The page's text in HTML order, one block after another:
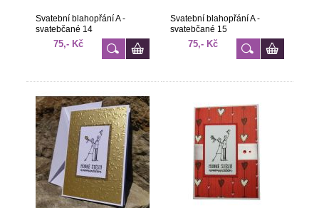
Svatební blahopřání A -
svatebčané 14
75,- Kč
Svatební blahopřání A -
svatebčané 15
75,- Kč